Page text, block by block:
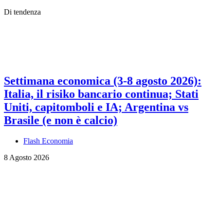
Di tendenza
Settimana economica (3-8 agosto 2026):
Italia, il risiko bancario continua; Stati
Uniti, capitomboli e IA; Argentina vs
Brasile (e non è calcio)
Flash Economia
8 Agosto 2026